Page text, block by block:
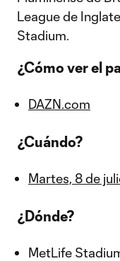
League de
Stadium.
¿Cómo ver el
DAZN.com
¿Cuándo?
Martes, 8 de
¿Dónde?
MetLife